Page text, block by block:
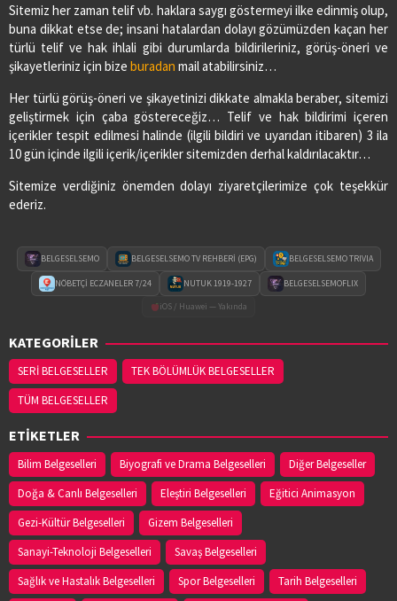
Sitemiz her zaman telif vb. haklara saygı göstermeyi ilke edinmiş olup,
buna dikkat etse de; insani hatalardan dolayı gözümüzden kaçan her
türlü telif ve hak ihlali gibi durumlarda bildirileriniz, görüş-öneri ve
şikayetleriniz için bize buradan mail atabilirsiniz…
Her türlü görüş-öneri ve şikayetinizi dikkate almakla beraber, sitemizi
geliştirmek için çaba göstereceğiz… Telif ve hak bildirimi içeren
içerikler tespit edilmesi halinde (ilgili bildiri ve uyarıdan itibaren) 3 ila
10 gün içinde ilgili içerik/içerikler sitemizden derhal kaldırılacaktır…
Sitemize verdiğiniz önemden dolayı ziyaretçilerimize çok teşekkür
ederiz.
BELGESELSEMO BELGESELSEMO TV REHBERİ (EPG) BELGESELSEMO TRIVIA
NÖBETÇİ ECZANELER 7/24 NUTUK 1919-1927
BELGESELSEMOFLIX
iOS / Huawei — Yakında
KATEGORİLER
SERİ BELGESELLER
TEK BÖLÜMLÜK BELGESELLER
TÜM BELGESELLER
ETİKETLER
Bilim Belgeselleri Biyografi ve Drama Belgeselleri
Diğer Belgeseller
Doğa & Canlı Belgeselleri
Eleştiri Belgeselleri
Eğitici Animasyon
Gezi-Kültür Belgeselleri
Gizem Belgeselleri
Sanayi-Teknoloji Belgeselleri
Savaş Belgeselleri
Sağlık ve Hastalık Belgeselleri
Spor Belgeselleri Tarih Belgeselleri